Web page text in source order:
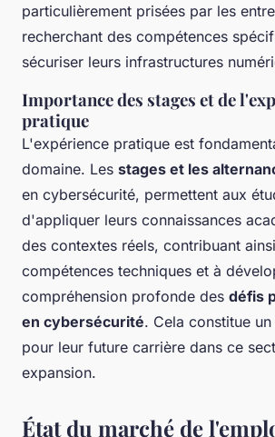
particulièrement prisées par les
recherchant des compétences
sécuriser leurs infrastructures
Importance des stages et de
pratique
L'expérience pratique est
domaine. Les stages et les
en cybersécurité, permettent aux
d'appliquer leurs connaissances
des contextes réels, contribuant
compétences techniques et à
compréhension profonde des défis
en cybersécurité. Cela constitue
pour leur future carrière dans ce
expansion.
État du marché de